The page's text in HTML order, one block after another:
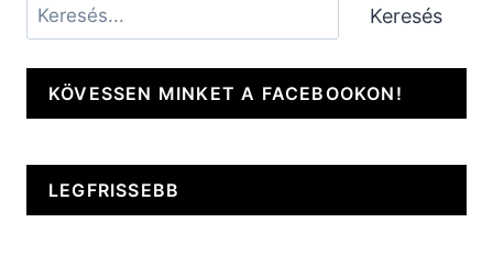
Keresés Keresés
KÖVESSEN MINKET A FACEBOOKON!
LEGFRISSEBB